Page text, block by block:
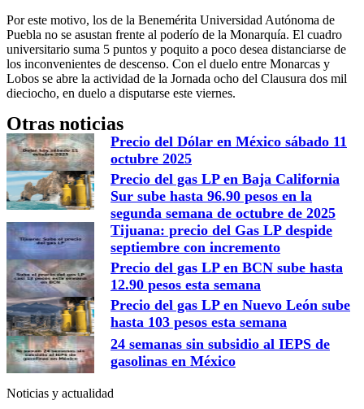
Por este motivo, los de la Benemérita Universidad Autónoma de
Puebla no se asustan frente al poderío de la Monarquía. El cuadro
universitario suma 5 puntos y poquito a poco desea distanciarse de
los inconvenientes de descenso. Con el duelo entre Monarcas y
Lobos se abre la actividad de la Jornada ocho del Clausura dos mil
dieciocho, en duelo a disputarse este viernes.
Otras noticias
Precio del Dólar en México sábado 11
octubre 2025
Precio del gas LP en Baja California
Sur sube hasta 96.90 pesos en la
segunda semana de octubre de 2025
Tijuana: precio del Gas LP despide
septiembre con incremento
Precio del gas LP en BCN sube hasta
12.90 pesos esta semana
Precio del gas LP en Nuevo León sube
hasta 103 pesos esta semana
24 semanas sin subsidio al IEPS de
gasolinas en México
Noticias y actualidad